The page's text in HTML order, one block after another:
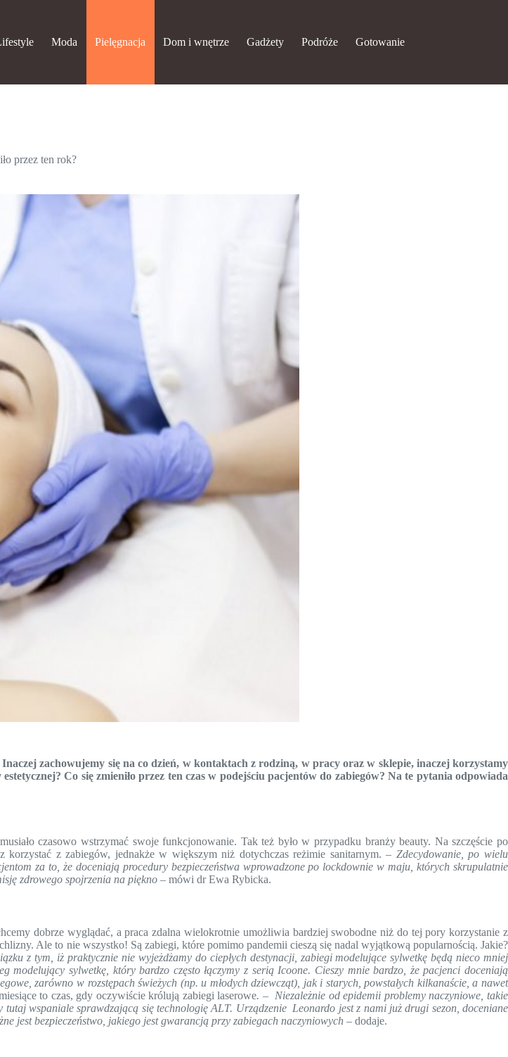
Moda Pielęgnacja Dom i wnętrze Gadżety Podróże Gotowanie
przez ten rok?
zachowujemy się na co dzień, w kontaktach z rodziną, w pracy oraz w sklepie, inaczej korzystamy
Co się zmieniło przez ten czas w podejściu pacjentów do zabiegów? Na te pytania odpowiada
czasowo wstrzymać swoje funkcjonowanie. Tak też było w przypadku branży beauty. Na szczęście po
z zabiegów, jednakże w większym niż dotychczas reżimie sanitarnym. – Zdecydowanie, po wielu
za to, że doceniają procedury bezpieczeństwa wprowadzone po lockdownie w maju, których skrupulatnie
zdrowego spojrzenia na piękno – mówi dr Ewa Rybicka.
dobrze wyglądać, a praca zdalna wielokrotnie umożliwia bardziej swobodne niż do tej pory korzystanie z
Ale to nie wszystko! Są zabiegi, które pomimo pandemii cieszą się nadal wyjątkową popularnością. Jakie?
z tym, iż praktycznie nie wyjeżdżamy do ciepłych destynacji, zabiegi modelujące sylwetkę będą nieco mniej
modelujący sylwetkę, który bardzo często łączymy z serią Icoone. Cieszy mnie bardzo, że pacjenci doceniają
zarówno w rozstępach świeżych (np. u młodych dziewcząt), jak i starych, powstałych kilkanaście, a nawet
to czas, gdy oczywiście królują zabiegi laserowe. – Niezależnie od epidemii problemy naczyniowe, takie
wspaniale sprawdzającą się technologię ALT. Urządzenie Leonardo jest z nami już drugi sezon, doceniane
jest bezpieczeństwo, jakiego jest gwarancją przy zabiegach naczyniowych – dodaje.